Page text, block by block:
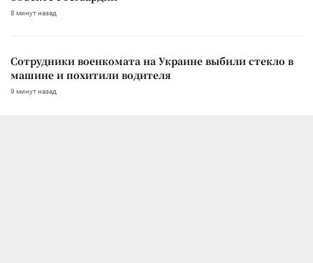
8 минут назад
Сотрудники военкомата на Украине выбили стекло в
машине и похитили водителя
9 минут назад